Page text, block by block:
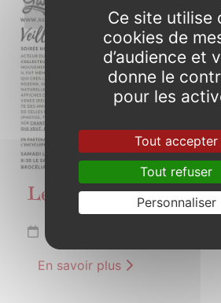
Les charbonniers de
Du 1er au 31 mars 2025
En savoir plus
Ce site utilise
cookies de
d’audience et
donne le
pour les
Tout accepter
Tout refuser
Personnaliser